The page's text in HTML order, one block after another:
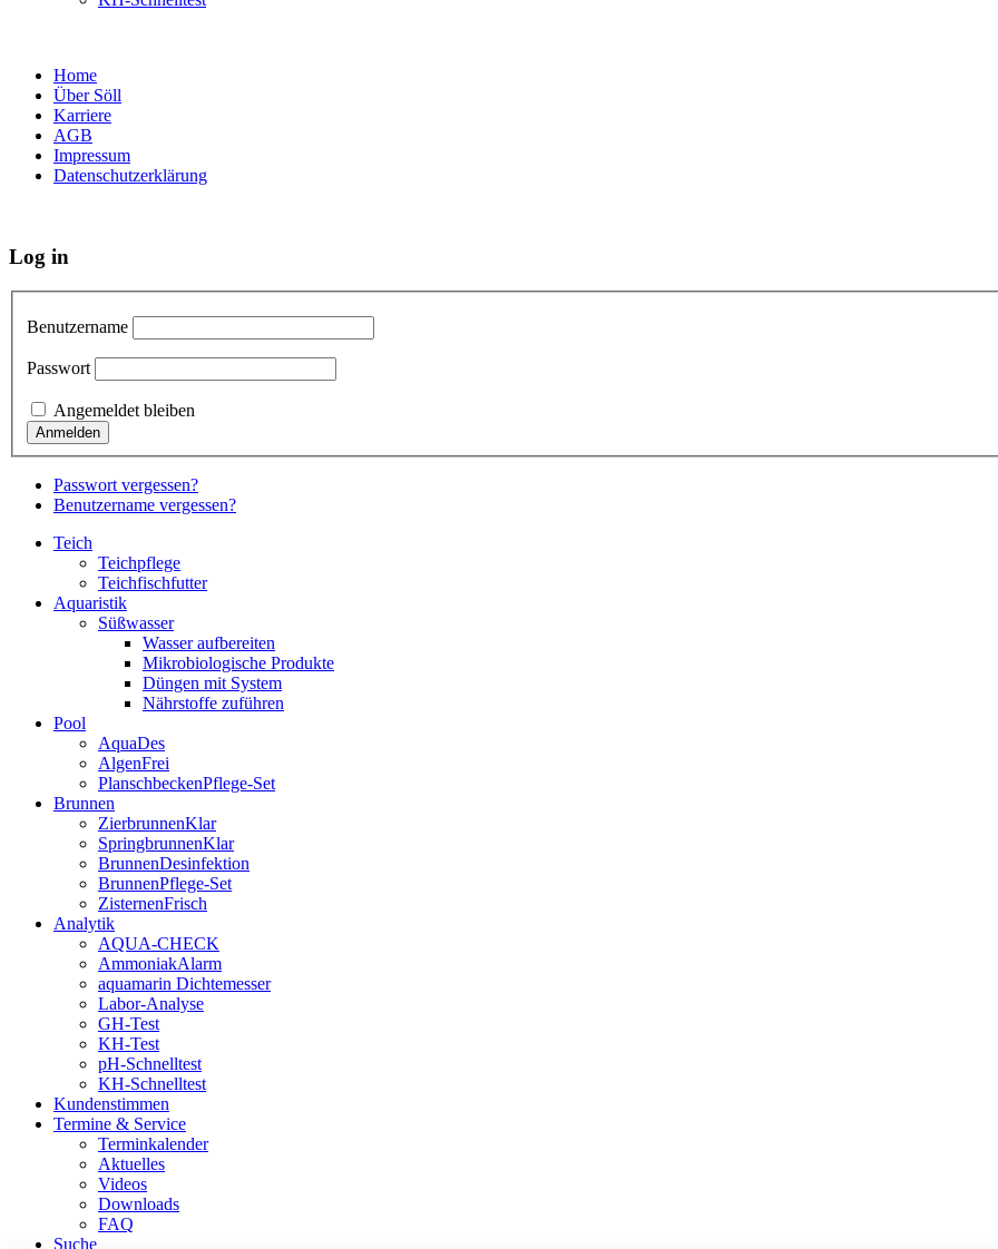
Home
Über Söll
Karriere
AGB
Impressum
Datenschutzerklärung
Log in
Benutzername
Passwort
Angemeldet bleiben
Passwort vergessen?
Benutzername vergessen?
Teich
Teichpflege
Teichfischfutter
Aquaristik
Süßwasser
Wasser aufbereiten
Mikrobiologische Produkte
Düngen mit System
Nährstoffe zuführen
Pool
AquaDes
AlgenFrei
PlanschbeckenPflege-Set
Brunnen
ZierbrunnenKlar
SpringbrunnenKlar
BrunnenDesinfektion
BrunnenPflege-Set
ZisternenFrisch
Analytik
AQUA-CHECK
AmmoniakAlarm
aquamarin Dichtemesser
Labor-Analyse
GH-Test
KH-Test
pH-Schnelltest
KH-Schnelltest
Kundenstimmen
Termine & Service
Terminkalender
Aktuelles
Videos
Downloads
FAQ
Suche